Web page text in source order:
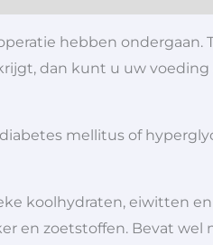
hebben ondergaan.
dan kunt u uw
mellitus of
koolhydraten, eiwitten
en zoetstoffen. Bevat wel